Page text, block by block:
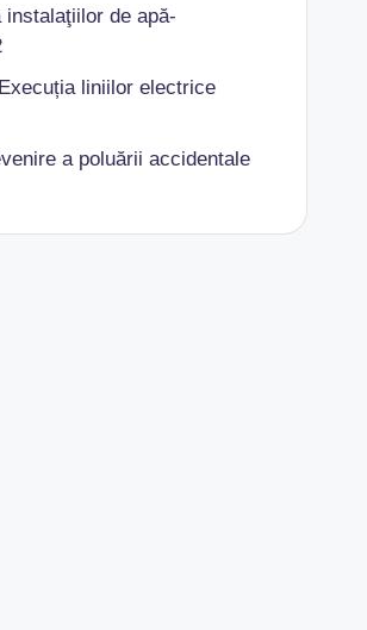
instalaţiilor de apă-
liniilor electrice
a poluării accidentale